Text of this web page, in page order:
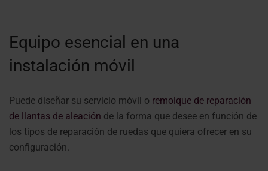
Equipo esencial en una
instalación móvil
Puede diseñar su servicio móvil o remolque de reparación
de llantas de aleación de la forma que desee en función de
los tipos de reparación de ruedas que quiera ofrecer en su
configuración.